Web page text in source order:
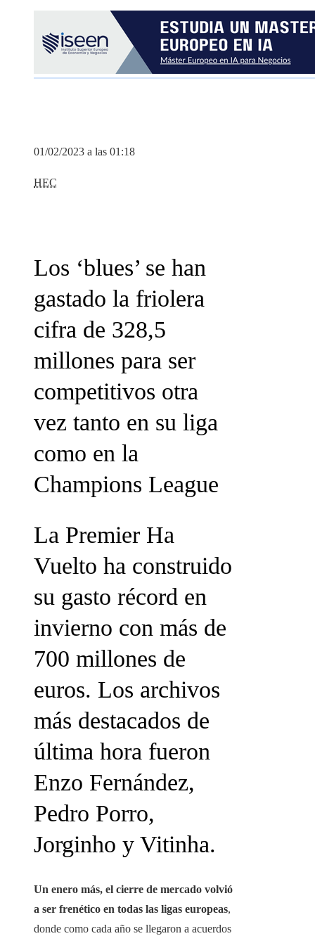
01/02/2023 a las 01:18
HEC
Los ‘blues’ se han
gastado la friolera
cifra de 328,5
millones para ser
competitivos otra
vez tanto en su liga
como en la
Champions League
La Premier Ha
Vuelto ha construido
su gasto récord en
invierno con más de
700 millones de
euros. Los archivos
más destacados de
última hora fueron
Enzo Fernández,
Pedro Porro,
Jorginho y Vitinha.
Un enero más, el cierre de mercado volvió
a ser frenético en todas las ligas europeas,
donde como cada año se llegaron a acuerdos